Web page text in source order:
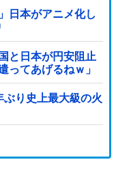
日本がアニメ化し
と日本が円安阻止
てあげるねｗ」
り史上最大級の火